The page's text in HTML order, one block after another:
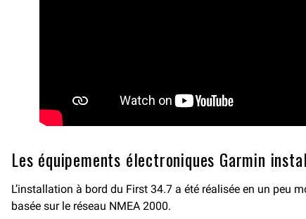
Les équipements électroniques Garmin
L’installation à bord du First 34.7 a été réalisée en un peu
basée sur le réseau NMEA 2000.